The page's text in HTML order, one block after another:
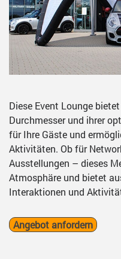
Diese Event Lounge
Durchmesser und ihrer
für Ihre Gäste und
Aktivitäten. Ob für
Ausstellungen – dieses
Atmosphäre und bietet
Interaktionen und
Angebot anfordern